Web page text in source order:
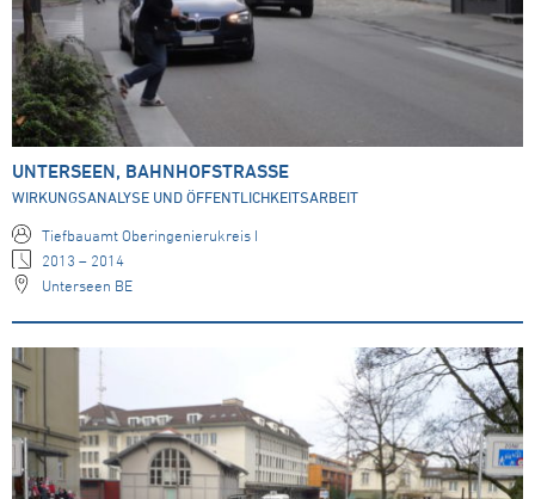
UNTERSEEN, BAHNHOFSTRASSE
WIRKUNGSANALYSE UND ÖFFENTLICHKEITSARBEIT
Tiefbauamt Oberingenierukreis I
2013 – 2014
Unterseen BE